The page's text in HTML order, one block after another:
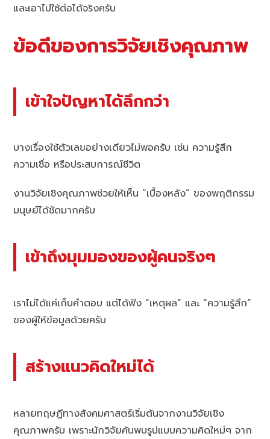
และเอาไปใช้ต่อได้จริงครับ
ข้อดีของการวิจัยเชิงคุณภาพ
เข้าใจปัญหาได้ลึกกว่า
บางเรื่องใช้ตัวเลขอย่างเดียวไม่พอครับ เช่น ความรู้สึก
ความเชื่อ หรือประสบการณ์ชีวิต
งานวิจัยเชิงคุณภาพช่วยให้เห็น “เบื้องหลัง” ของพฤติกรรม
มนุษย์ได้ชัดมากครับ
เข้าถึงมุมมองของผู้คนจริงๆ
เราไม่ได้แค่เก็บคำตอบ แต่ได้ฟัง “เหตุผล” และ “ความรู้สึก”
ของผู้ให้ข้อมูลด้วยครับ
สร้างแนวคิดใหม่ได้
หลายทฤษฎีทางสังคมศาสตร์เริ่มต้นจากงานวิจัยเชิง
คุณภาพครับ เพราะนักวิจัยค้นพบรูปแบบความคิดใหม่ๆ จาก